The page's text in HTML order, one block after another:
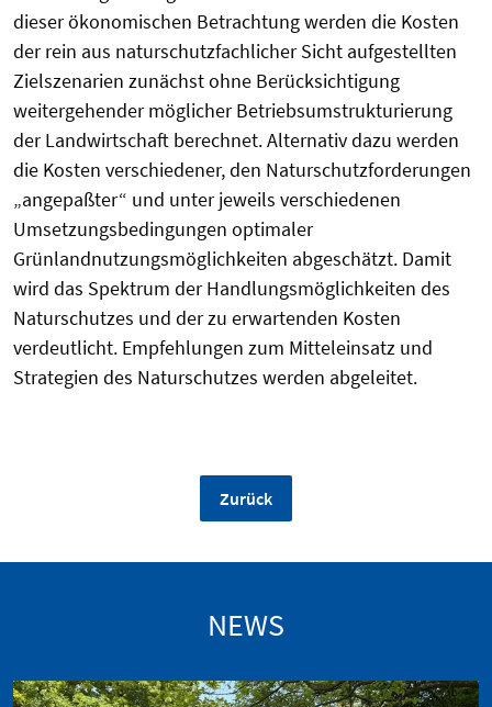
dieser ökonomischen Betrachtung werden die Kosten
der rein aus naturschutzfachlicher Sicht aufgestellten
Zielszenarien zunächst ohne Berücksichtigung
weitergehender möglicher Betriebsumstrukturierung
der Landwirtschaft berechnet. Alternativ dazu werden
die Kosten verschiedener, den Naturschutzforderungen
„angepaßter“ und unter jeweils verschiedenen
Umsetzungsbedingungen optimaler
Grünlandnutzungsmöglichkeiten abgeschätzt. Damit
wird das Spektrum der Handlungsmöglichkeiten des
Naturschutzes und der zu erwartenden Kosten
verdeutlicht. Empfehlungen zum Mitteleinsatz und
Strategien des Naturschutzes werden abgeleitet.
Zurück
NEWS